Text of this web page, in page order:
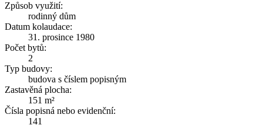
Způsob využití:
rodinný dům
Datum kolaudace:
31. prosince 1980
Počet bytů:
2
Typ budovy:
budova s číslem popisným
Zastavěná plocha:
151 m²
Čísla popisná nebo evidenční:
141